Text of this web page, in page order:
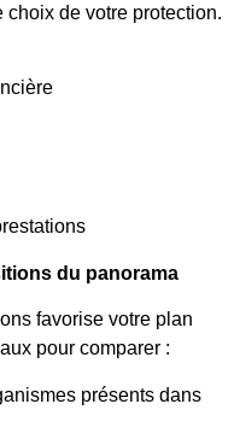
de votre protection.
du panorama
favorise votre plan
pour comparer :
présents dans